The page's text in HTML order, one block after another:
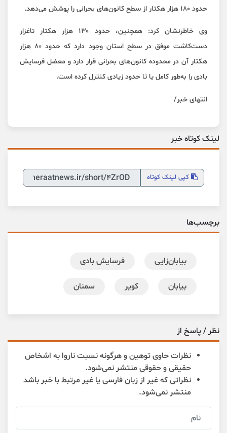
حدود ۱۸۰ هزار هکتار از سطح کانون‌های بحرانی را پوشش می‌دهد.
وی خاطرنشان کرد: همچنین، حدود ۱۳۰ هزار هکتار تاغزار
دست‌کاشت موفق در سطح استان وجود دارد که حدود ۸۰ هزار
هکتار آن در محدوده کانون‌های بحرانی قرار دارد و معضل فرسایش
بادی را به‌طور کامل یا تا حدود زیادی کنترل کرده است.
انتهای خبر/
لینک کوتاه خبر
کپی لینک کوتاه
برچسب‌ها
بیابان‌زایی فرسایش بادی
بیابان کویر سمنان
نظر / پاسخ از
نظرات حاوی توهین و هرگونه نسبت ناروا به اشخاص
حقیقی و حقوقی منتشر نمی‌شود.
نظراتی که غیر از زبان فارسی یا غیر مرتبط با خبر باشد
منتشر نمی‌شود.